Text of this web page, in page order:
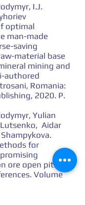
І.J.
optimal
man-made
saving
material base
mining and
authored
Romania:
2020. P.
Yulian
Aidar
for
ore open pits.
Volume